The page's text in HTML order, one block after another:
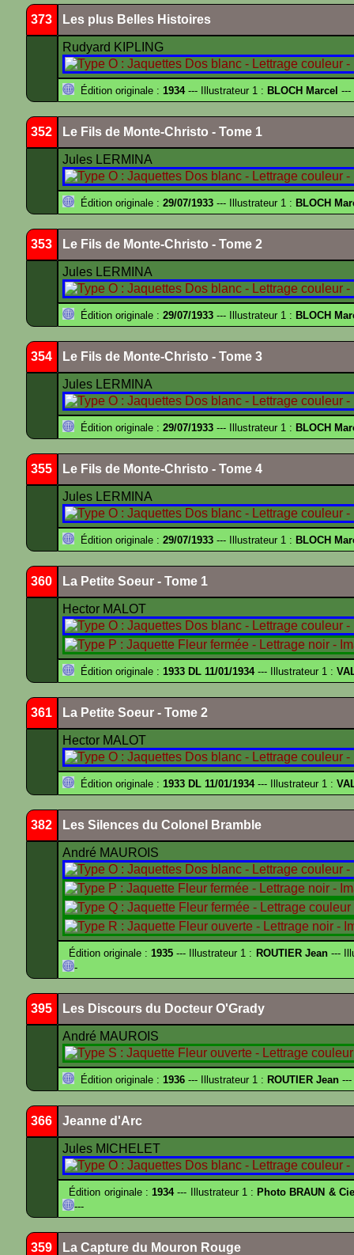
373 Les plus Belles Histoires
Rudyard KIPLING
Édition originale : 1934--- Illustrateur 1 : BLOCH Marcel ---
352 Le Fils de Monte-Christo - Tome 1
Jules LERMINA
Édition originale : 29/07/1933 --- Illustrateur 1 : BLOCH
353 Le Fils de Monte-Christo - Tome 2
Jules LERMINA
Édition originale : 29/07/1933 --- Illustrateur 1 : BLOCH
354 Le Fils de Monte-Christo - Tome 3
Jules LERMINA
Édition originale : 29/07/1933 --- Illustrateur 1 : BLOCH
355 Le Fils de Monte-Christo - Tome 4
Jules LERMINA
Édition originale : 29/07/1933 --- Illustrateur 1 : BLOCH
360 La Petite Soeur - Tome 1
Hector MALOT
Édition originale : 1933 DL 11/01/1934--- Illustrateur 1 :
361 La Petite Soeur - Tome 2
Hector MALOT
Édition originale : 1933 DL 11/01/1934--- Illustrateur 1 :
382 Les Silences du Colonel Bramble
André MAUROIS
Édition originale :1935 --- Illustrateur 1 : ROUTIER Jean---
-
395 Les Discours du Docteur O'Grady
André MAUROIS
Édition originale : 1936 --- Illustrateur 1 : ROUTIER Jean ---
366 Jeanne d'Arc
Jules MICHELET
Édition originale :1934--- Illustrateur 1 : Photo BRAUN &
---
359 La Capture du Mouron Rouge